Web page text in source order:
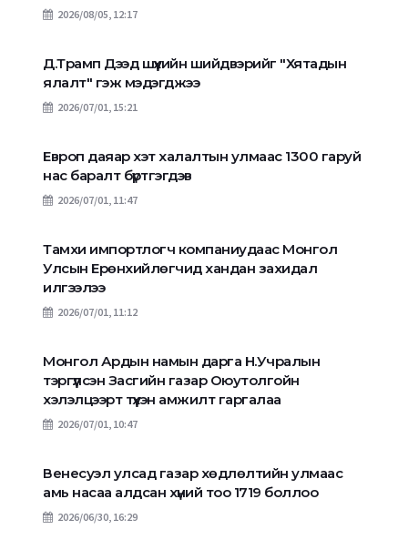
2026/08/05, 12:17
Д.Трамп Дээд шүүхийн шийдвэрийг "Хятадын
ялалт" гэж мэдэгджээ
2026/07/01, 15:21
Европ даяар хэт халалтын улмаас 1300 гаруй
нас баралт бүртгэгдэв
2026/07/01, 11:47
Тамхи импортлогч компаниудаас Монгол
Улсын Ерөнхийлөгчид хандан захидал
илгээлээ
2026/07/01, 11:12
Монгол Ардын намын дарга Н.Учралын
тэргүүлсэн Засгийн газар Оюутолгойн
хэлэлцээрт түүхэн амжилт гаргалаа
2026/07/01, 10:47
Венесуэл улсад газар хөдлөлтийн улмаас
амь насаа алдсан хүний тоо 1719 боллоо
2026/06/30, 16:29